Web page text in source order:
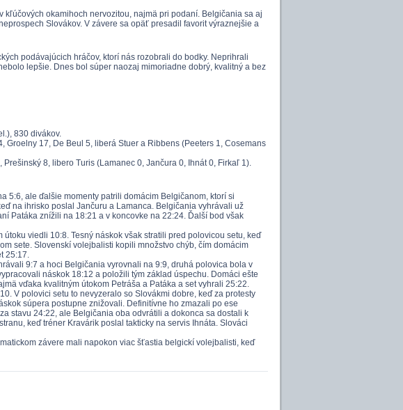
okamihoch nervozitou, najmä pri podaní. Belgičania sa aj
Slovákov. V závere sa opäť presadil favorit výraznejšie a
podávajúcich hráčov, ktorí nás rozobrali do bodky. Neprihrali
lepšie. Dnes bol súper naozaj mimoriadne dobrý, kvalitný a bez
830 divákov.
Groelny 17, De Beul 5, liberá Stuer a Ribbens (Peeters 1, Cosemans
8, libero Turis (Lamanec 0, Jančura 0, Ihnát 0, Firkaľ 1).
5:6, ale ďalšie momenty patrili domácim Belgičanom, ktorí si
na ihrisko poslal Jančuru a Lamanca. Belgičania vyhrávali už
Patáka znížili na 18:21 a v koncovke na 22:24. Ďalší bod však
viedli 10:8. Tesný náskok však stratili pred polovicou setu, keď
sete. Slovenskí volejbalisti kopili množstvo chýb, čím domácim
25:17.
9:7 a hoci Belgičania vyrovnali na 9:9, druhá polovica bola v
náskok 18:12 a položili tým základ úspechu. Domáci ešte
vďaka kvalitným útokom Petráša a Patáka a set vyhrali 25:22.
V polovici setu to nevyzeralo so Slovákmi dobre, keď za protesty
súpera postupne znižovali. Definitívne ho zmazali po ese
stavu 24:22, ale Belgičania oba odvrátili a dokonca sa dostali k
keď tréner Kravárik poslal takticky na servis Ihnáta. Slováci
závere mali napokon viac šťastia belgickí volejbalisti, keď